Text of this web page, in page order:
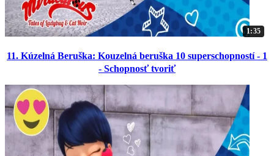
1:35
11. Kúzelná Beruška: Kouzelná beruška 10 superschopností - 1
- Schopnosť tvoriť